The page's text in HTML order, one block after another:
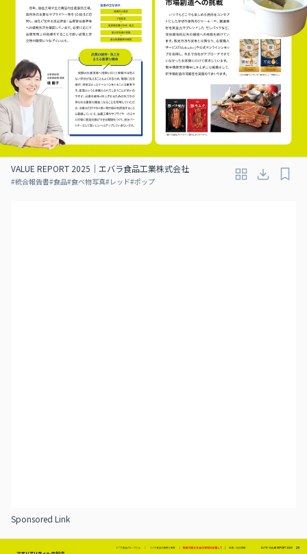
VALUE REPORT 2025｜エバラ食品工業株式会社
#統合報告書#食品#食べ物写真#レッド#ポップ
Sponsored Link